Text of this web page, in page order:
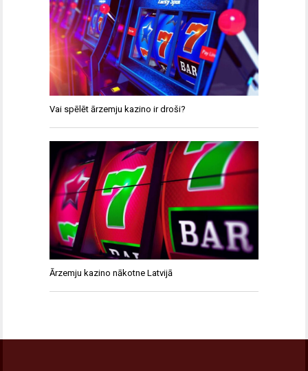
Vai spēlēt ārzemju kazino ir droši?
Ārzemju kazino nākotne Latvijā